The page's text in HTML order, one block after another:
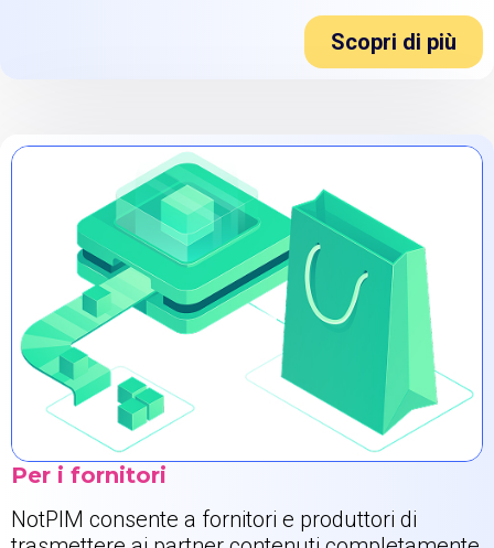
Scopri di più
Per i fornitori
NotPIM consente a fornitori e produttori di